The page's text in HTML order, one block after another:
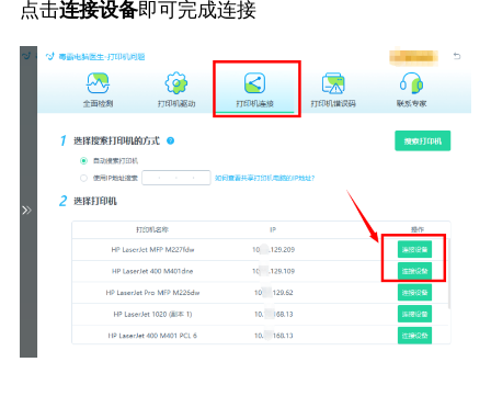
点击连接设备即可完成连接